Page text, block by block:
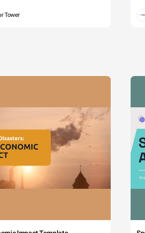
Tower